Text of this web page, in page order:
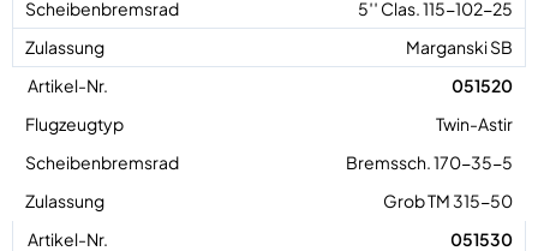
5′′ Clas. 115-102-25
Marganski SB
051520
Twin-Astir
Bremssch. 170-35-5
Grob TM 315-50
051530